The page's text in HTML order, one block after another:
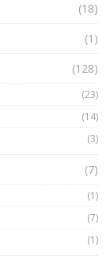
(18)
(1)
(128)
(23)
(14)
(3)
(7)
(1)
(7)
(1)